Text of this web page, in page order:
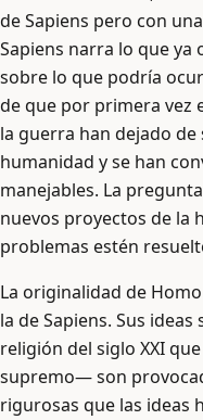
de Sapiens pero con
Sapiens narra lo que ya
sobre lo que podría
de que por primera vez
la guerra han dejado
humanidad y se han
manejables. La
nuevos proyectos de la
problemas estén
La originalidad de
la de Sapiens. Sus
religión del siglo XXI
supremo— son
rigurosas que las ideas